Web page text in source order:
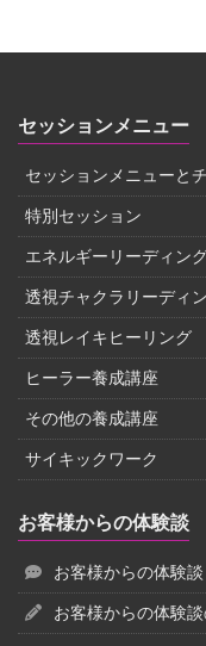
セッションメニュー
セッションメニューと
特別セッション
エネルギーリーディン
透視チャクラリーディ
透視レイキヒーリング
ヒーラー養成講座
その他の養成講座
サイキックワーク
お客様からの体験談
お客様からの体験談
お客様からの体験